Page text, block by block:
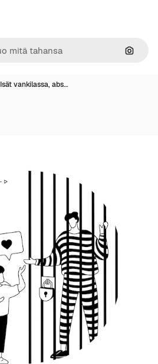
Hae
Isät vankilassa, abs…